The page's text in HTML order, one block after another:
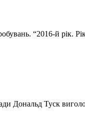
“2016-й рік.
Дональд Туск